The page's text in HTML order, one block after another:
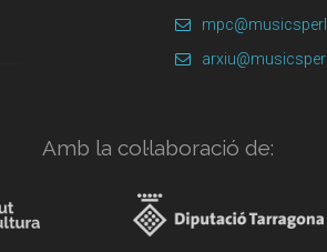
Amb la col·laboració de: